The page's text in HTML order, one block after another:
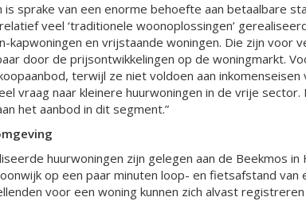
is sprake van een enorme behoefte aan betaalbare
veel ‘traditionele woonoplossingen’
kapwoningen en vrijstaande woningen. Die zijn voor
door de prijsontwikkelingen op de woningmarkt.
terwijl ze niet voldoen aan
vraag naar kleinere huurwoningen in de vrije
het aanbod in dit segment.”
huurwoningen zijn gelegen aan de Beekmos
op een paar minuten loop- en fietsafstand van
voor een woning kunnen zich alvast